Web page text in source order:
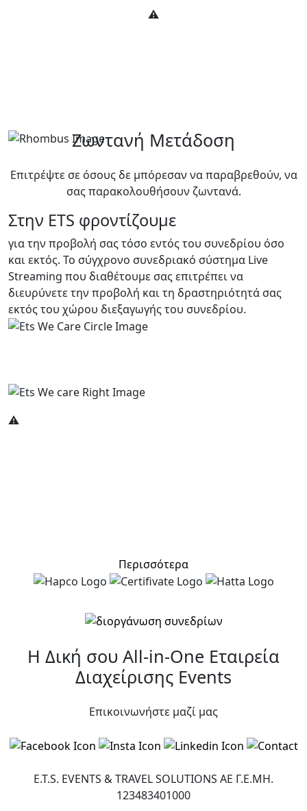
Ζωντανή Μετάδοση
Επιτρέψτε σε όσους δε μπόρεσαν να παραβρεθούν, να
σας παρακολουθήσουν ζωντανά.
Στην ETS φροντίζουμε
για την προβολή σας τόσο εντός του συνεδρίου όσο
και εκτός. Το σύγχρονο συνεδριακό σύστημα Live
Streaming που διαθέτουμε σας επιτρέπει να
διευρύνετε την προβολή και τη δραστηριότητά σας
εκτός του χώρου διεξαγωγής του συνεδρίου.
Περισσότερα
Η Δική σου All-in-One Εταιρεία
Διαχείρισης Events
Επικοινωνήστε μαζί μας
E.T.S. EVENTS & TRAVEL SOLUTIONS ΑΕ Γ.Ε.ΜΗ.
123483401000